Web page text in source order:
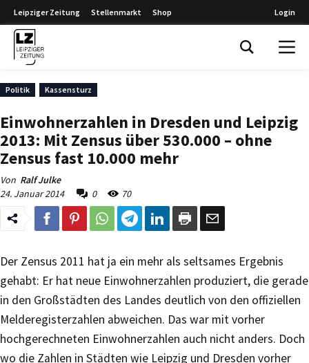
Leipziger Zeitung Stellenmarkt Shop Login
Politik Kassensturz
Einwohnerzahlen in Dresden und Leipzig
2013: Mit Zensus über 530.000 – ohne
Zensus fast 10.000 mehr
Von Ralf Julke
24. Januar 2014
0 70
Der Zensus 2011 hat ja ein mehr als seltsames Ergebnis
gehabt: Er hat neue Einwohnerzahlen produziert, die gerade
in den Großstädten des Landes deutlich von den offiziellen
Melderegisterzahlen abweichen. Das war mit vorher
hochgerechneten Einwohnerzahlen auch nicht anders. Doch
wo die Zahlen in Städten wie Leipzig und Dresden vorher